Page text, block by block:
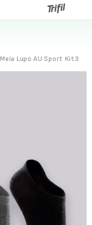
Meia Lupo AU Sport Kit3